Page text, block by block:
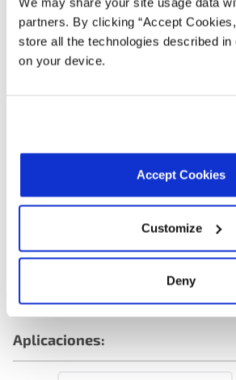
partners. By clicking “Accept
store all the technologies described in
on your device.
Accept Cookies
Customize
Deny
Diámetro Interior de Manguera
Diámetro Exterior del Puerto 1:0.31 in
Diámetro Exterior del Puerto 1:7.87
Herramientas de Montaje Incluidas:
Altura Total: 4.16 in
ADVANCE CPN2502
IMPORT DIRECT
MERCEDES-BENZ 4634700193
MOTORAD CAPS - EVAP EVP1036
SMP (STANDARD MOTOR PRODUCTS) CP947
Aplicaciones: